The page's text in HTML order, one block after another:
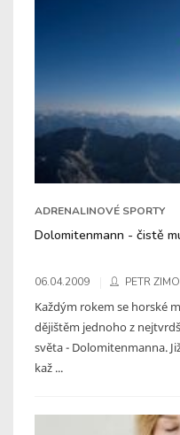
ADRENALINOVÉ SPORTY
Dolomitenmann - čistě
06.04.2009 PETR
Každým rokem se horské
dějištěm jednoho z
světa - Dolomitenmanna.
kaž ...